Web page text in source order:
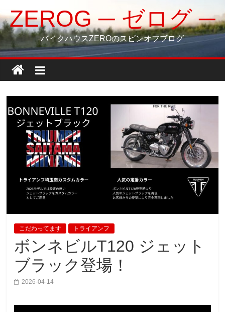
ン
テ
ツ
ス
ZEROG ─ ゼログ ─
バイクハウスZEROのスピンオフブログ
こだわってます トライアンフ
ボンネビルT120 ジェット
ブラック登場！
2026-04-14